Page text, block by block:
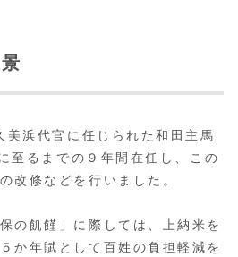
浜代官に任じられた和田主馬
至るまでの９年間在任し、この
改修などを行いました。
の飢饉」に際しては、上納米を
か年賦として百姓の負担軽減を